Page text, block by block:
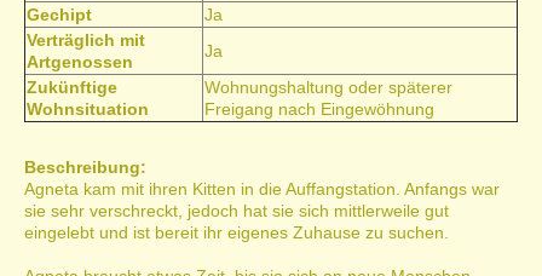
Gechipt
Ja
Verträglich mit
Artgenossen
Ja
Zukünftige
Wohnsituation
Wohnungshaltung oder späterer
Freigang nach Eingewöhnung
Beschreibung:
Agneta kam mit ihren Kitten in die Auffangstation. Anfangs war
sie sehr verschreckt, jedoch hat sie sich mittlerweile gut
eingelebt und ist bereit ihr eigenes Zuhause zu suchen.